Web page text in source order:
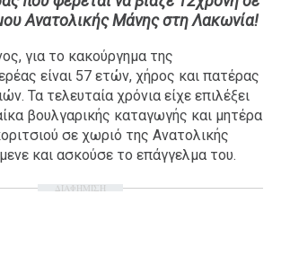
Body+Mind
Style
Family
Ανατολικής Μάνης στη Λακωνία!
για το κακούργημα της
είναι 57 ετών, χήρος και πατέρας
Τα τελευταία χρόνια είχε επιλέξει
βουλγαρικής καταγωγής και μητέρα
σε χωριό της Ανατολικής
και ασκούσε το επάγγελμα του.
ΔΙΑΦΗΜΙΣΗ